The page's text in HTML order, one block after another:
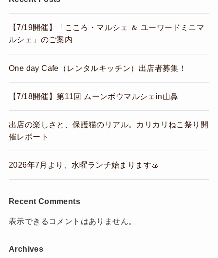
【7/19開催】「こころ・マルシェ ＆ ユーワードミニマ
ルシェ」のご案内
One day Cafe（レンタルキッチン）出店者募集！
【7/18開催】第11回 ムーンボウマルシェin山鼻
出店の楽しさと、保護猫のリアル。カリカリねこ祭り開
催レポート
2026年7月より、水曜ランチ始まります🍙
Recent Comments
表示できるコメントはありません。
Archives